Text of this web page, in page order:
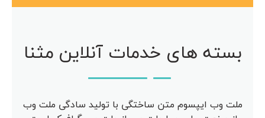
بسته های خدمات آنلاین مثنا
ملت وب ایپسوم متن ساختگی با تولید سادگی ملت وب